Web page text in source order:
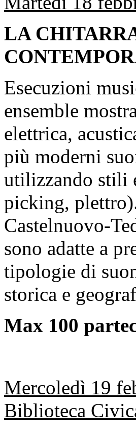
LA
Esecuzioni
ensemble
elettrica,
più moderni
utilizzando stili
picking,
Castelnuovo-
sono adatte a
tipologie di
storica e
Max 100
Mercoledì 19
Biblioteca